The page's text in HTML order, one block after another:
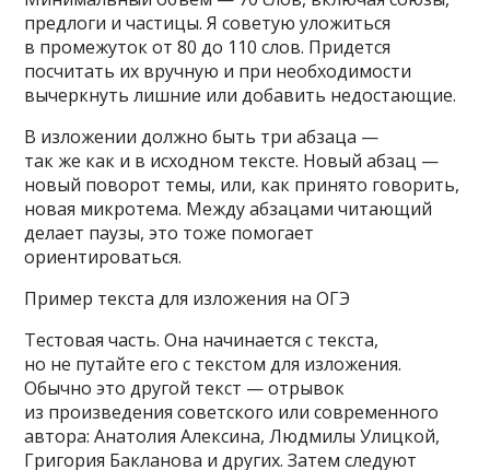
предлоги и частицы. Я советую уложиться
в промежуток от 80 до 110 слов. Придется
посчитать их вручную и при необхо­димости
вычеркнуть лишние или добавить недостающие.
В изложении должно быть три абзаца —
так же как и в исходном тексте. Новый абзац —
новый поворот темы, или, как принято говорить,
новая микротема. Между абзацами читающий
делает паузы, это тоже помогает
ориентироваться.
Пример текста для изложения на ОГЭ
Тестовая часть. Она начинается с текста,
но не путайте его с текстом для изложения.
Обычно это другой текст — отрывок
из произведения советского или современного
автора: Анатолия Алексина, Людмилы Улицкой,
Григория Бакланова и других. Затем следуют